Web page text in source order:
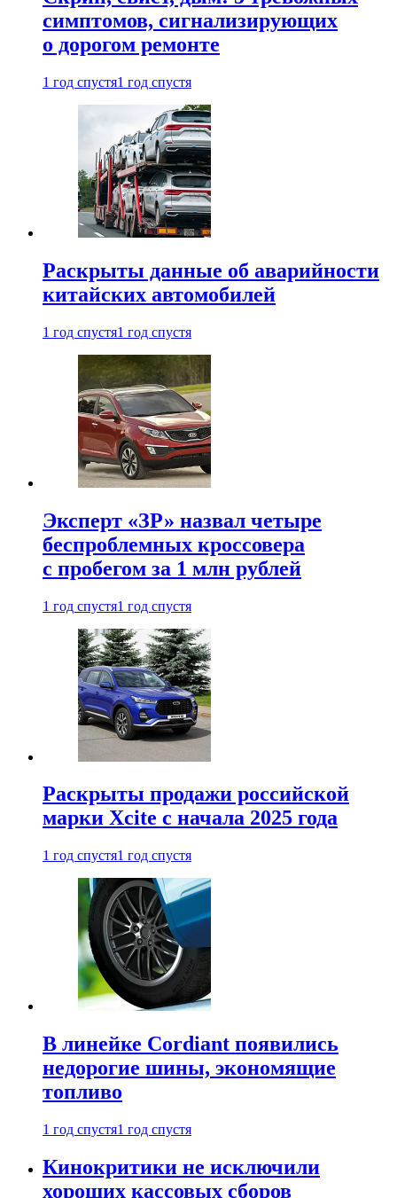
симптомов, сигнализирующих
о дорогом ремонте
1 год спустя1 год спустя
Раскрыты данные об аварийности
китайских автомобилей
1 год спустя1 год спустя
Эксперт «ЗР» назвал четыре
беспроблемных кроссовера
с пробегом за 1 млн рублей
1 год спустя1 год спустя
Раскрыты продажи российской
марки Xcite с начала 2025 года
1 год спустя1 год спустя
В линейке Cordiant появились
недорогие шины, экономящие
топливо
1 год спустя1 год спустя
Кинокритики не исключили
хороших кассовых сборов